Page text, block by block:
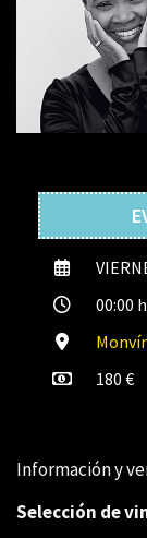
00:00 h
180 €
Información y
Selección de